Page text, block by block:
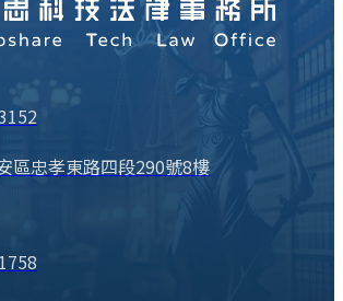
區忠孝東路四段290號8樓